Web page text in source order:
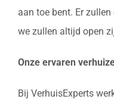
aan toe bent. Er
we zullen altijd open
Onze ervaren
Bij VerhuisExperts